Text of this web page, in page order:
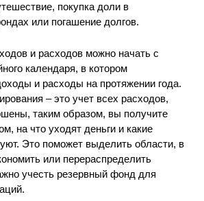
покупка доли в
или погашение долгов.
и расходов можно начать с
календаря, в котором
и расходы на протяжении года.
– это учет всех расходов,
таким образом, вы получите
на что уходят деньги и какие
Это поможет выделить области, в
или перераспределить
учесть резервный фонд для